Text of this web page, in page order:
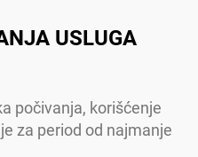
USLUGA
počivanja, korišćenje
za period od najmanje